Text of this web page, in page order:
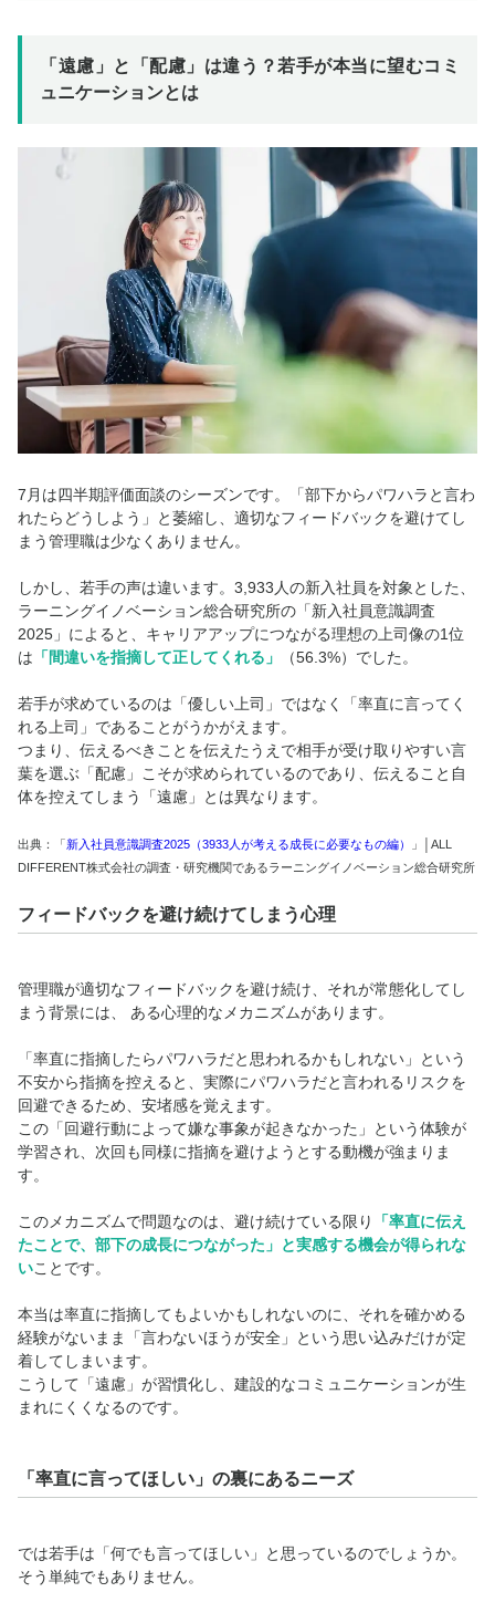
「遠慮」と「配慮」は違う？若手が本当に望むコミ
ュニケーションとは
7月は四半期評価面談のシーズンです。「部下からパワハラと言わ
れたらどうしよう」と萎縮し、適切なフィードバックを避けてし
まう管理職は少なくありません。
しかし、若手の声は違います。3,933人の新入社員を対象とした、
ラーニングイノベーション総合研究所の「新入社員意識調査
2025」によると、キャリアアップにつながる理想の上司像の1位
は 「間違いを指摘して正してくれる」 （56.3%）でした。
若手が求めているのは「優しい上司」ではなく「率直に言ってく
れる上司」であることがうかがえます。
つまり、伝えるべきことを伝えたうえで相手が受け取りやすい言
葉を選ぶ「配慮」こそが求められているのであり、伝えること自
体を控えてしまう「遠慮」とは異なります。
出典：「新入社員意識調査2025（3933人が考える成長に必要なもの編）
」│ALL
DIFFERENT株式会社の調査・研究機関であるラーニングイノベーション総合研究所
フィードバックを避け続けてしまう心理
管理職が適切なフィードバックを避け続け、それが常態化してし
まう背景には、 ある心理的なメカニズムがあります。
「率直に指摘したらパワハラだと思われるかもしれない」という
不安から指摘を控えると、実際にパワハラだと言われるリスクを
回避できるため、安堵感を覚えます。
この「回避行動によって嫌な事象が起きなかった」という体験が
学習され、次回も同様に指摘を避けようとする動機が強まりま
す。
このメカニズムで問題なのは、避け続けている限り
「率直に伝え
たことで、部下の成長につながった」と実感する機会が得られな
いことです。
本当は率直に指摘してもよいかもしれないのに、それを確かめる
経験がないまま「言わないほうが安全」という思い込みだけが定
着してしまいます。
こうして「遠慮」が習慣化し、建設的なコミュニケーションが生
まれにくくなるのです。
「率直に言ってほしい」の裏にあるニーズ
では若手は「何でも言ってほしい」と思っているのでしょうか。
そう単純でもありません。